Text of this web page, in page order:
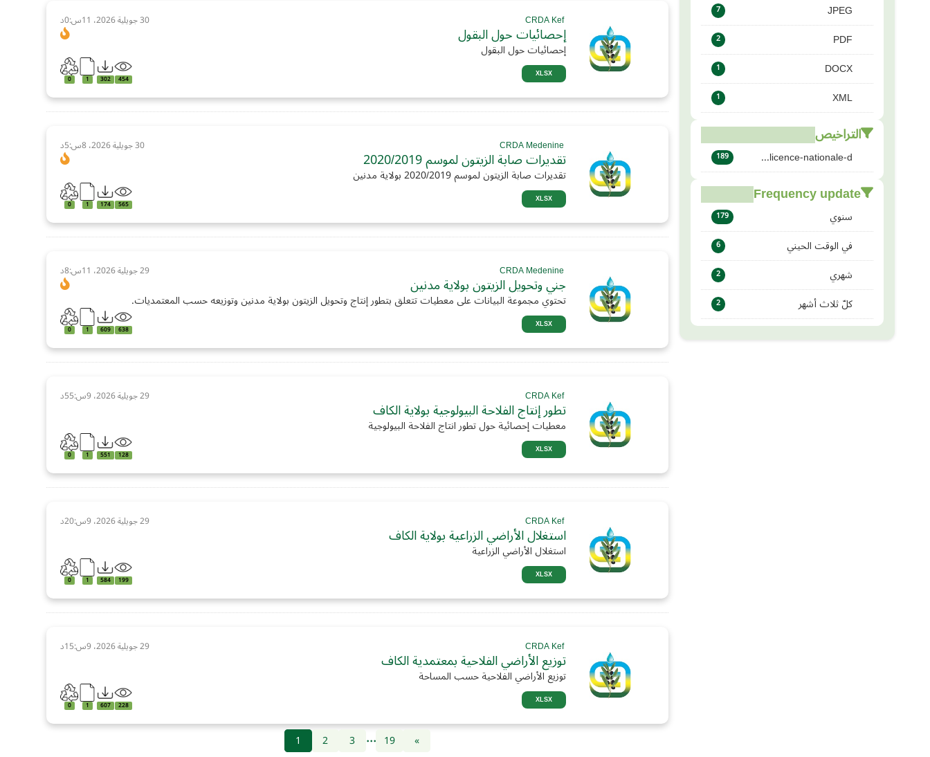
JPEG
7
PDF
2
DOCX
1
XML
1
التراخيص
licence-nationale-d...
189
Frequency update
سنوي 179
في الوقت الحيني 6
شهري 2
كلّ ثلاث أشهر 2
CRDA Kef 30 جويلية 2026، 11س:0د
إحصائيات حول البقول
إحصائيات حول البقول
XLSX
454
302
1
0
30 جويلية 2026، 8س:5د
تقديرات صابة الزيتون لموسم 2020/2019
تقديرات صابة الزيتون لموسم 2020/2019 بولاية مدنين
XLSX
565
174
1
0
29 جويلية 2026، 11س:8د
جني وتحويل الزيتون بولاية مدنين
تحتوي مجموعة البيانات على معطيات تتعلق بتطور إنتاج وتحويل الزيتون بولاية مدنين وتوزيعه حسب المعتمديات.
XLSX
638
609
1
0
CRDA Kef 29 جويلية 2026، 9س:55د
تطور إنتاج الفلاحة البيولوجية بولاية الكاف
معطيات إحصائية حول تطور انتاج الفلاحة البيولوجية
XLSX
128
551
1
0
CRDA Kef 29 جويلية 2026، 9س:20د
استغلال الأراضي الزراعية بولاية الكاف
استغلال الأراضي الزراعية
XLSX
199
584
1
0
CRDA Kef 29 جويلية 2026، 9س:15د
توزيع الأراضي الفلاحية بمعتمدية الكاف
توزيع الأراضي الفلاحية حسب المساحة
XLSX
228
607
1
0
1 2 3 ... 19 »